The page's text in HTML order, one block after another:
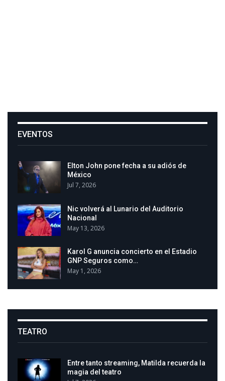
EVENTOS
Elton John pone fecha a su adiós de
México
Jul 7, 2026
Nic volverá al Lunario del Auditorio
Nacional
May 13, 2026
Karol G anuncia concierto en el Estadio
GNP Seguros como…
May 1, 2026
TEATRO
Entre tanto streaming, Matilda recuerda la
magia del teatro